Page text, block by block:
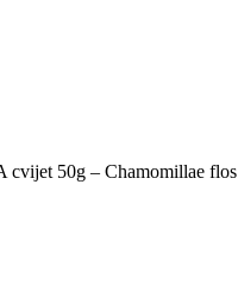
50g – Chamomillae flos